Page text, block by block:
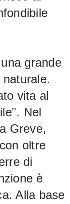
grande
vita al
Nel
Greve,
oltre
di
è
Alla base